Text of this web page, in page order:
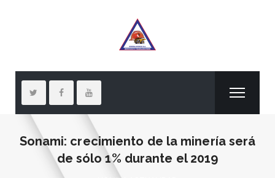
Sonami: crecimiento de la minería será
de sólo 1% durante el 2019